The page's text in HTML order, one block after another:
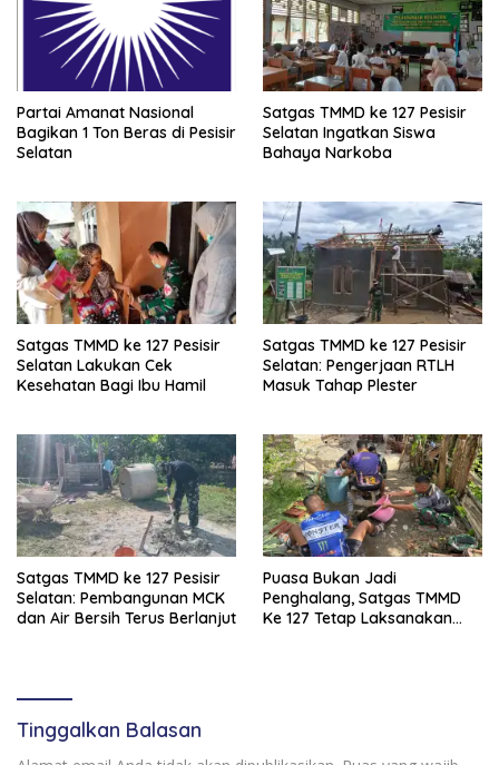
Pelajar
sabu-
sabu
sumatera
barat
Partai Amanat Nasional
Bagikan 1 Ton Beras di Pesisir
Selatan
Satgas TMMD ke 127 Pesisir
Selatan Ingatkan Siswa
Bahaya Narkoba
Satgas TMMD ke 127 Pesisir
Selatan Lakukan Cek
Kesehatan Bagi Ibu Hamil
Satgas TMMD ke 127 Pesisir
Selatan: Pengerjaan RTLH
Masuk Tahap Plester
Satgas TMMD ke 127 Pesisir
Selatan: Pembangunan MCK
dan Air Bersih Terus Berlanjut
Puasa Bukan Jadi
Penghalang, Satgas TMMD
Ke 127 Tetap Laksanakan
Tinggalkan Balasan